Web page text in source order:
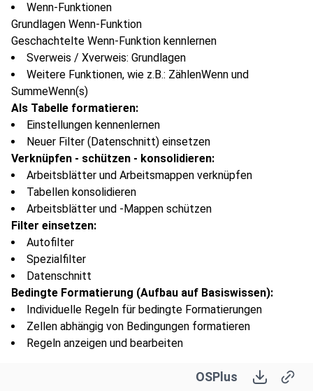
Wenn-Funktionen
Grundlagen Wenn-Funktion
Geschachtelte Wenn-Funktion kennlernen
Sverweis / Xverweis: Grundlagen
Weitere Funktionen, wie z.B.: ZählenWenn und
SummeWenn(s)
Als Tabelle formatieren:
Einstellungen kennenlernen
Neuer Filter (Datenschnitt) einsetzen
Verknüpfen - schützen - konsolidieren:
Arbeitsblätter und Arbeitsmappen verknüpfen
Tabellen konsolidieren
Arbeitsblätter und -Mappen schützen
Filter einsetzen:
Autofilter
Spezialfilter
Datenschnitt
Bedingte Formatierung (Aufbau auf Basiswissen):
Individuelle Regeln für bedingte Formatierungen
Zellen abhängig von Bedingungen formatieren
Regeln anzeigen und bearbeiten
OSPlus